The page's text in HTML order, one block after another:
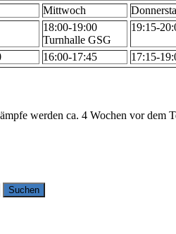
Mittwoch
18:00-19:00
Turnhalle GSG
19:15-
16:00-17:45 17:15-
werden ca. 4 Wochen vor dem